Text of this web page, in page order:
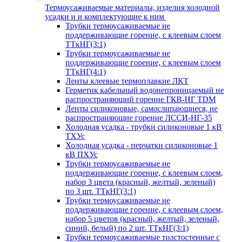
Термоусаживаемые материалы, изделия холодной
усадки и и комплектующие к ним
Трубки термоусаживаемые не
поддерживающие горение, с клеевым слоем
ТТкНГ(3:1)
Трубки термоусаживаемые не
поддерживающие горение, с клеевым слоем
ТТкНГ(4:1)
Ленты клеевые термоплавкие ЛКТ
Герметик кабельный водонепроницаемый не
распространяющий горение ГКВ-НГ TDM
Ленты силиконовые, самослипающиеся, не
распространяющие горение ЛССИ-НГ-35
Холодная усадка - трубки силиконовые 1 кВ
ТХУс
Холодная усадка - перчатки силиконовые 1
кВ ПХУс
Трубки термоусаживаемые не
поддерживающие горение, с клеевым слоем,
набор 3 цвета (красный, желтый, зеленый)
по 3 шт. ТТкНГ(3:1)
Трубки термоусаживаемые не
поддерживающие горение, с клеевым слоем,
набор 5 цветов (красный, желтый, зеленый,
синий, белый) по 2 шт. ТТкНГ(3:1)
Трубки термоусаживаемые толстостенные с